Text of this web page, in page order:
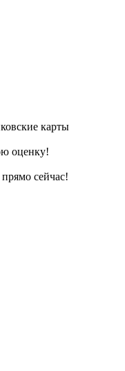
карты
оценку!
сейчас!